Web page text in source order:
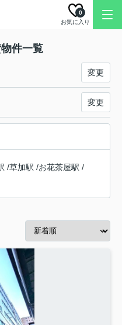
お気に入り
0
件一覧
変更
変更
/草加駅 /お花茶屋駅 /